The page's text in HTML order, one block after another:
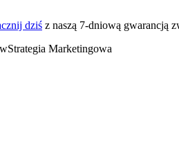
dziś z naszą 7-dniową gwarancją
Strategia Marketingowa